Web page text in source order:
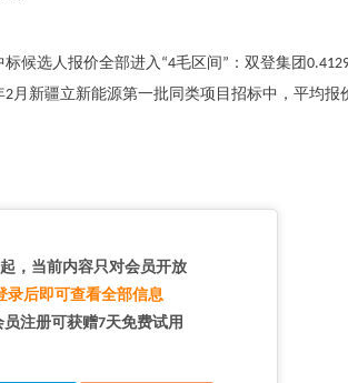
候选人报价全部进入“4毛区间”：双登集团
月新疆立新能源第一批同类项目招标中，平均报
，当前内容只对会员开放
录后即可查看全部信息
员注册可获赠7天免费试用